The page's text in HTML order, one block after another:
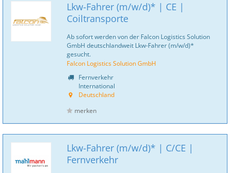
Lkw-Fahrer (m/w/d)* | CE |
Coiltransporte
Ab sofort werden von der Falcon Logistics Solution
GmbH deutschlandweit Lkw-Fahrer (m/w/d)*
gesucht.
Falcon Logistics Solution GmbH
Fernverkehr
International
Deutschland
merken
Lkw-Fahrer (m/w/d)* | C/CE |
Fernverkehr